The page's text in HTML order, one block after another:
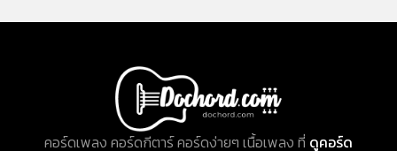
คอร์ดเพลง คอร์ดกีตาร์ คอร์ดง่ายๆ เนื้อเพลง ที่ ดูคอร์ด